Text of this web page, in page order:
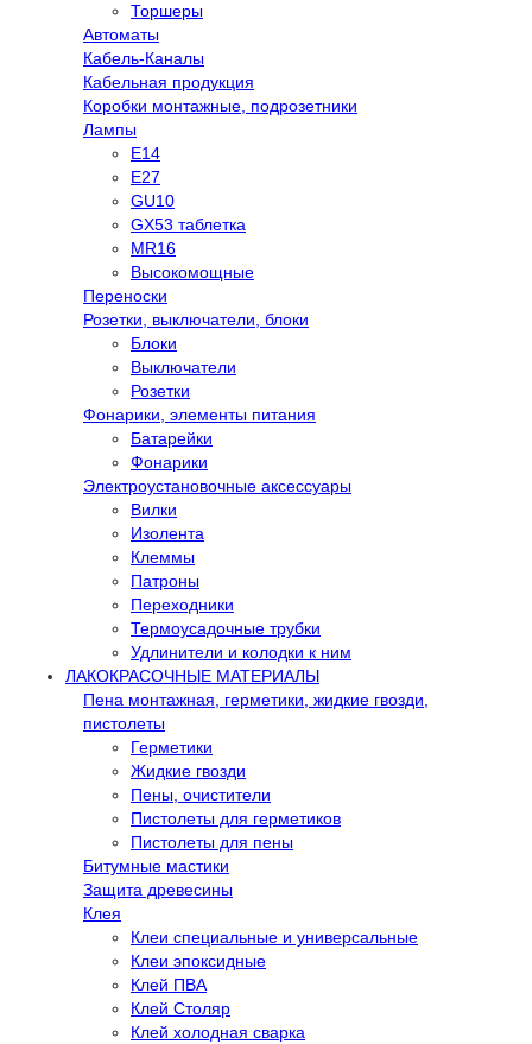
Торшеры
Автоматы
Кабель-Каналы
Кабельная продукция
Коробки монтажные, подрозетники
Лампы
E14
E27
GU10
GX53 таблетка
MR16
Высокомощные
Переноски
Розетки, выключатели, блоки
Блоки
Выключатели
Розетки
Фонарики, элементы питания
Батарейки
Фонарики
Электроустановочные аксессуары
Вилки
Изолента
Клеммы
Патроны
Переходники
Термоусадочные трубки
Удлинители и колодки к ним
ЛАКОКРАСОЧНЫЕ МАТЕРИАЛЫ
Пена монтажная, герметики, жидкие гвозди,
пистолеты
Герметики
Жидкие гвозди
Пены, очистители
Пистолеты для герметиков
Пистолеты для пены
Битумные мастики
Защита древесины
Клея
Клеи специальные и универсальные
Клеи эпоксидные
Клей ПВА
Клей Столяр
Клей холодная сварка